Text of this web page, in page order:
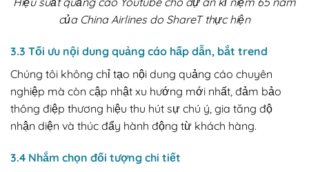
của China Airlines do ShareT thực hiện
3.3 Tối ưu nội dung quảng cáo hấp dẫn, bắt trend
Chúng tôi không chỉ tạo nội dung quảng cáo chuyên
nghiệp mà còn cập nhật xu hướng mới nhất, đảm bảo
thông điệp thương hiệu thu hút sự chú ý, gia tăng độ
nhận diện và thúc đẩy hành động từ khách hàng.
3.4 Nhắm chọn đối tượng chi tiết